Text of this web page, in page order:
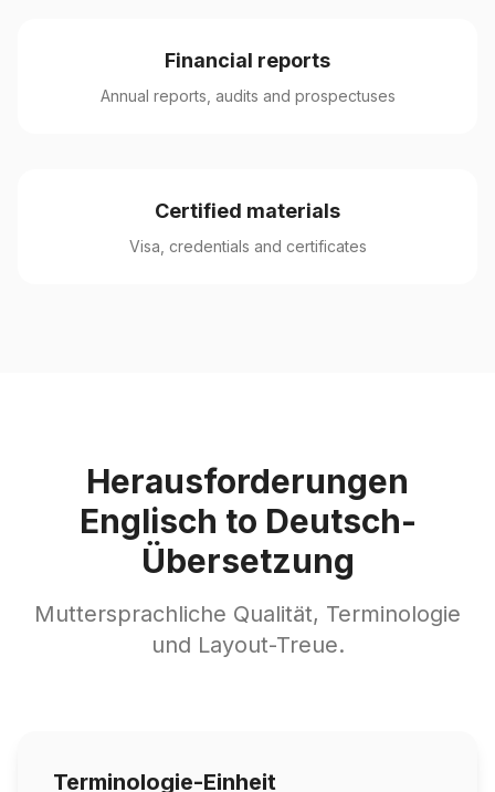
Financial reports
Annual reports, audits and prospectuses
Certified materials
Visa, credentials and certificates
Herausforderungen
Englisch to Deutsch-
Übersetzung
Muttersprachliche Qualität, Terminologie
und Layout-Treue.
Terminologie-Einheit